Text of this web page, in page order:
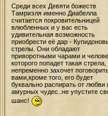
Среди всех Девяти божеств
Тамриэля именно Диабелла
считается покровительницей
влюбленных и у вас есть
удивительная возможность
приобрести её дар -
стрелы. Они обладают
приворотными чарами и
которого попадет такая стрела,
непременно захочет
вами,кроме того, его будет
буквально распирать от любви
амурных чудес..не упустите
шанс!